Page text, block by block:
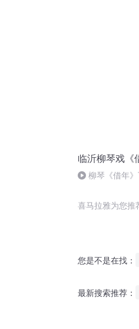
临沂柳琴戏《
柳琴《借年
喜马拉雅为您推
您是不是在找：
最新搜索推荐：